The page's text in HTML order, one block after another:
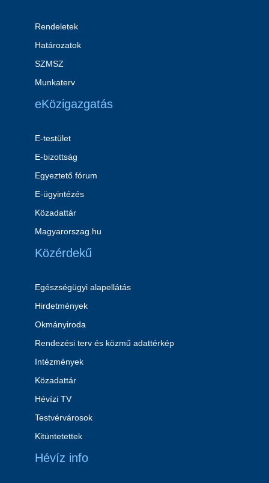
Rendeletek
Határozatok
SZMSZ
Munkaterv
eKözigazgatás
E-testület
E-bizottság
Egyeztető fórum
E-ügyintézés
Közadattár
Magyarorszag.hu
Közérdekű
Egészségügyi alapellátás
Hirdetmények
Okmányiroda
Rendezési terv és közmű adattérkép
Intézmények
Közadattár
Hévízi TV
Testvérvárosok
Kitüntetettek
Hévíz info